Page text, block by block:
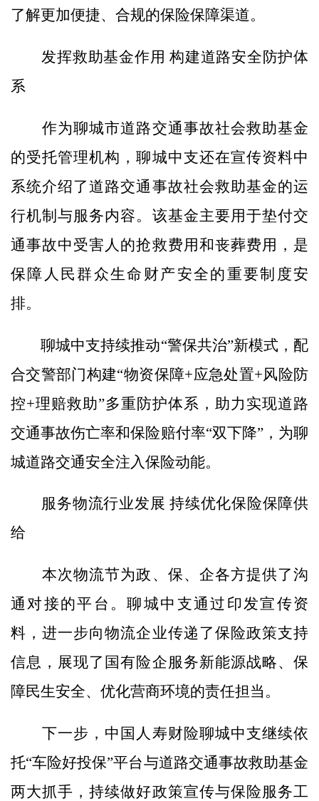
了解更加便捷、合规的保险保障渠道。
发挥救助基金作用 构建道路安全防护体
系
作为聊城市道路交通事故社会救助基金
的受托管理机构，聊城中支还在宣传资料中
系统介绍了道路交通事故社会救助基金的运
行机制与服务内容。该基金主要用于垫付交
通事故中受害人的抢救费用和丧葬费用，是
保障人民群众生命财产安全的重要制度安
排。
聊城中支持续推动“警保共治”新模式，配
合交警部门构建“物资保障+应急处置+风险防
控+理赔救助”多重防护体系，助力实现道路
交通事故伤亡率和保险赔付率“双下降”，为聊
城道路交通安全注入保险动能。
服务物流行业发展 持续优化保险保障供
给
本次物流节为政、保、企各方提供了沟
通对接的平台。聊城中支通过印发宣传资
料，进一步向物流企业传递了保险政策支持
信息，展现了国有险企服务新能源战略、保
障民生安全、优化营商环境的责任担当。
下一步，中国人寿财险聊城中支继续依
托“车险好投保”平台与道路交通事故救助基金
两大抓手，持续做好政策宣传与保险服务工